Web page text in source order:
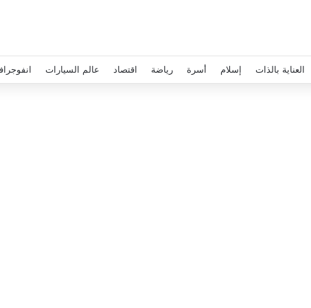
العناية بالذات إسلام أسرة رياضة اقتصاد عالم السيارات